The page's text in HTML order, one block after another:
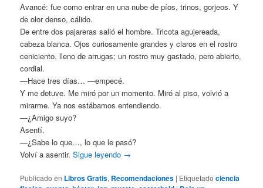
Avancé: fue como entrar en una nube de píos, trinos, gorjeos. Y
de olor denso, cálido.
De entre dos pajareras salió el hombre. Tricota agujereada,
cabeza blanca. Ojos curiosamente grandes y claros en el rostro
ceniciento, lleno de arrugas; un rostro muy gastado, pero abierto,
cordial.
—Hace tres días… —empecé.
Y me detuve. Me miró por un momento. Miró al piso, volvió a
mirarme. Ya nos estábamos entendiendo.
—¿Amigo suyo?
Asentí.
—¿Sabe lo que…, lo que le pasó?
Volví a asentir.Sigue leyendo →
Publicado en Libros Gratis, Recomendaciones | Etiquetado ciencia